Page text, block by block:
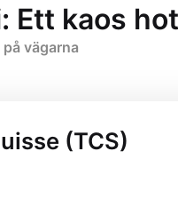
kaos
vägarna
(TCS)